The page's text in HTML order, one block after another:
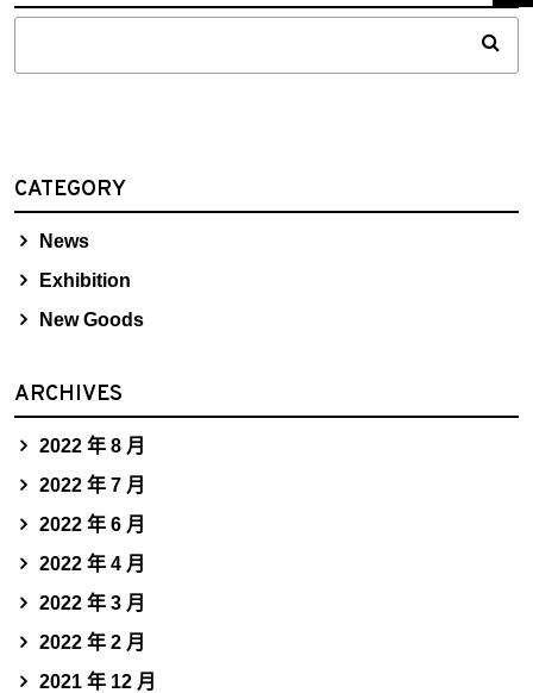
CATEGORY
News
Exhibition
New Goods
ARCHIVES
2022 年 8 月
2022 年 7 月
2022 年 6 月
2022 年 4 月
2022 年 3 月
2022 年 2 月
2021 年 12 月